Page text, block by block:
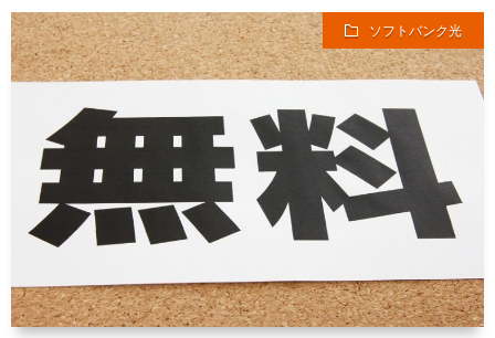
ソフトバンク光